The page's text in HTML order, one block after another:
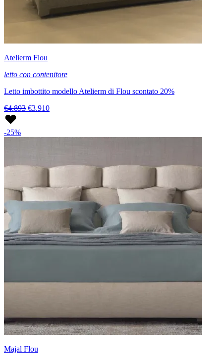
Atelierm Flou
letto con contenitore
Letto imbottito modello Atelierm di Flou scontato 20%
€4.893 €3.910
-25%
Majal Flou